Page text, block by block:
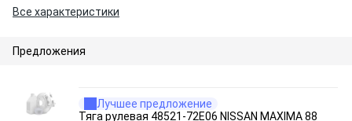
Все характеристики
Предложения
Лучшее предложение
Тяга рулевая 48521-72E06 NISSAN MAXIMA 88